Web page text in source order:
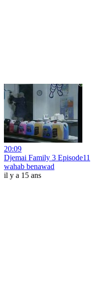
20:09
Djemai Family 3 Episode11
wahab benawad
il y a 15 ans